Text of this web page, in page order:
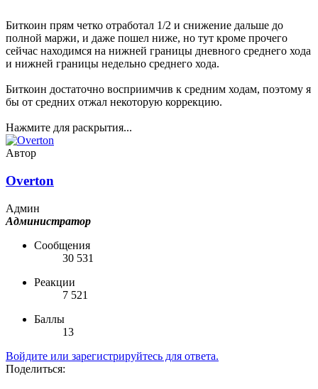
Биткоин прям четко отработал 1/2 и снижение дальше до
полной маржи, и даже пошел ниже, но тут кроме прочего
сейчас находимся на нижней границы дневного среднего хода
и нижней границы недельно среднего хода.
Биткоин достаточно восприимчив к средним ходам, поэтому я
бы от средних отжал некоторую коррекцию.
Нажмите для раскрытия...
Автор
Overton
Админ
Администратор
Сообщения
30 531
Реакции
7 521
Баллы
13
Войдите или зарегистрируйтесь для ответа.
Поделиться: